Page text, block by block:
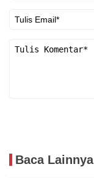
Baca Lainnya